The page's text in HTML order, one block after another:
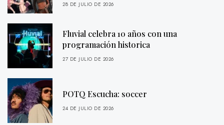
28 DE JULIO DE 2026
Fluvial celebra 10 años con una
programación historica
27 DE JULIO DE 2026
POTQ Escucha: soccer
24 DE JULIO DE 2026